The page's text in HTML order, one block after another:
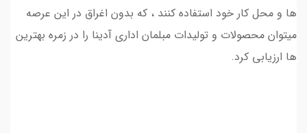
ها و محل کار خود استفاده کنند ، که بدون اغراق در این عرصه
میتوان محصولات و تولیدات مبلمان اداری آدینا را در زمره بهترین
ها ارزیابی کرد.